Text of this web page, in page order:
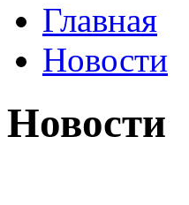
Главная
Новости
Новости